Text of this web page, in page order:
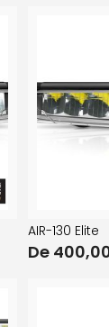
AIR-130 Elite
De